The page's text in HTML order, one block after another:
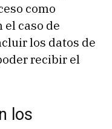
como
el caso de
los datos de
recibir el
los